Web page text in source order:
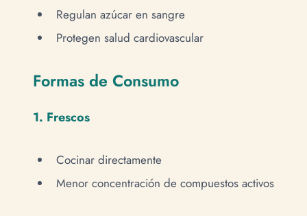
Regulan azúcar en sangre
Protegen salud cardiovascular
Formas de Consumo
1. Frescos
Cocinar directamente
Menor concentración de compuestos activos